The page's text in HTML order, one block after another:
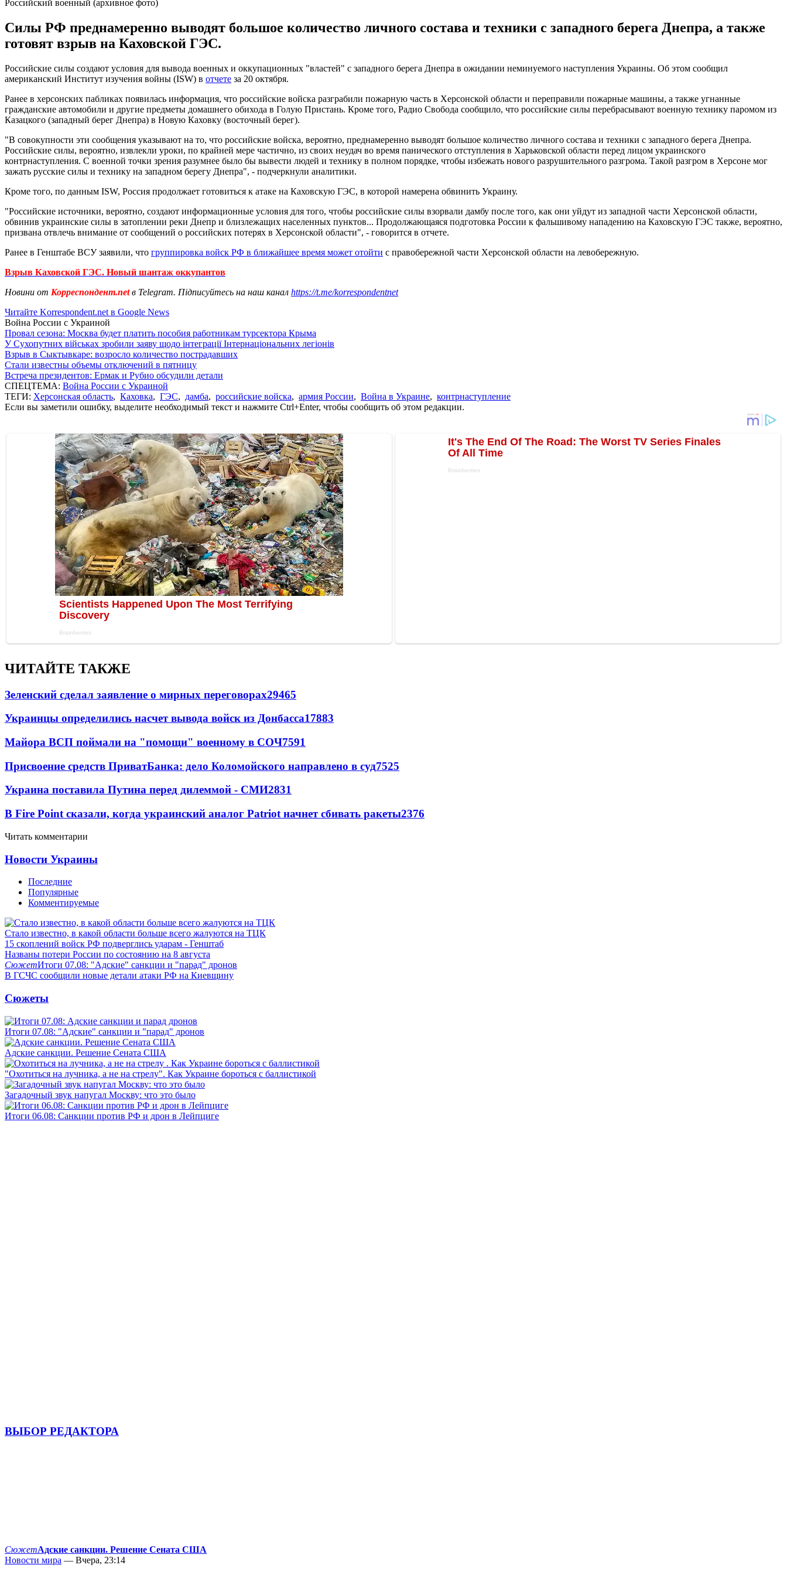
Российский военный (архивное фото)
Силы РФ преднамеренно выводят большое количество личного состава и техники с западного берега Днепра, а также
готовят взрыв на Каховской ГЭС.
Российские силы создают условия для вывода военных и оккупационных "властей" с западного берега Днепра в ожидании неминуемого наступления Украины. Об этом сообщил
американский Институт изучения войны (ISW) в отчете за 20 октября.
Ранее в херсонских пабликах появилась информация, что российские войска разграбили пожарную часть в Херсонской области и переправили пожарные машины, а также угнанные
гражданские автомобили и другие предметы домашнего обихода в Голую Пристань. Кроме того, Радио Свобода сообщило, что российские силы перебрасывают военную технику паромом из
Казацкого (западный берег Днепра) в Новую Каховку (восточный берег).
"В совокупности эти сообщения указывают на то, что российские войска, вероятно, преднамеренно выводят большое количество личного состава и техники с западного берега Днепра.
Российские силы, вероятно, извлекли уроки, по крайней мере частично, из своих неудач во время панического отступления в Харьковской области перед лицом украинского
контрнаступления. С военной точки зрения разумнее было бы вывести людей и технику в полном порядке, чтобы избежать нового разрушительного разгрома. Такой разгром в Херсоне мог
зажать русские силы и технику на западном берегу Днепра", - подчеркнули аналитики.
Кроме того, по данным ISW, Россия продолжает готовиться к атаке на Каховскую ГЭС, в которой намерена обвинить Украину.
"Российские источники, вероятно, создают информационные условия для того, чтобы российские силы взорвали дамбу после того, как они уйдут из западной части Херсонской области,
обвинив украинские силы в затоплении реки Днепр и близлежащих населенных пунктов... Продолжающаяся подготовка России к фальшивому нападению на Каховскую ГЭС также, вероятно,
призвана отвлечь внимание от сообщений о российских потерях в Херсонской области", - говорится в отчете.
Ранее в Генштабе ВСУ заявили, что группировка войск РФ в ближайшее время может отойти с правобережной части Херсонской области на левобережную.
Взрыв Каховской ГЭС. Новый шантаж оккупантов
Новини от Корреспондент.netв Telegram. Підписуйтесь на наш канал https://t.me/korrespondentnet
Читайте Korrespondent.net в Google News
Война России с Украиной
Провал сезона: Москва будет платить пособия работникам турсектора Крыма
У Сухопутних військах зробили заяву щодо інтеграції Інтернаціональних легіонів
Взрыв в Сыктывкаре: возросло количество пострадавших
Стали известны объемы отключений в пятницу
Встреча президентов: Ермак и Рубио обсудили детали
СПЕЦТЕМА: Война России с Украиной
ТЕГИ: Херсонская область, Каховка, ГЭС, дамба, российские войска, армия России, Война в Украине, контрнаступление
Если вы заметили ошибку, выделите необходимый текст и нажмите Ctrl+Enter, чтобы сообщить об этом редакции.
ЧИТАЙТЕ ТАКЖЕ
Зеленский сделал заявление о мирных переговорах29465
Украинцы определились насчет вывода войск из Донбасса17883
Майора ВСП поймали на "помощи" военному в СОЧ7591
Присвоение средств ПриватБанка: дело Коломойского направлено в суд7525
Украина поставила Путина перед дилеммой - СМИ2831
В Fire Point сказали, когда украинский аналог Patriot начнет сбивать ракеты2376
Читать комментарии
Новости Украины
Последние
Популярные
Комментируемые
Стало известно, в какой области больше всего жалуются на ТЦК
15 скоплений войск РФ подверглись ударам - Генштаб
Названы потери России по состоянию на 8 августа
СюжетИтоги 07.08: "Адские" санкции и "парад" дронов
В ГСЧС сообщили новые детали атаки РФ на Киевщину
Сюжеты
Итоги 07.08: "Адские" санкции и "парад" дронов
Адские санкции. Решение Сената США
"Охотиться на лучника, а не на стрелу". Как Украине бороться с баллистикой
Загадочный звук напугал Москву: что это было
Итоги 06.08: Санкции против РФ и дрон в Лейпциге
ВЫБОР РЕДАКТОРА
СюжетАдские санкции. Решение Сената США
Новости мира — Вчера, 23:14